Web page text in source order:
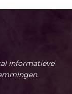
informatieve